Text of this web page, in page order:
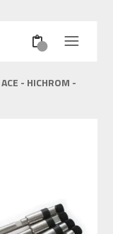
ACE - HICHROM -